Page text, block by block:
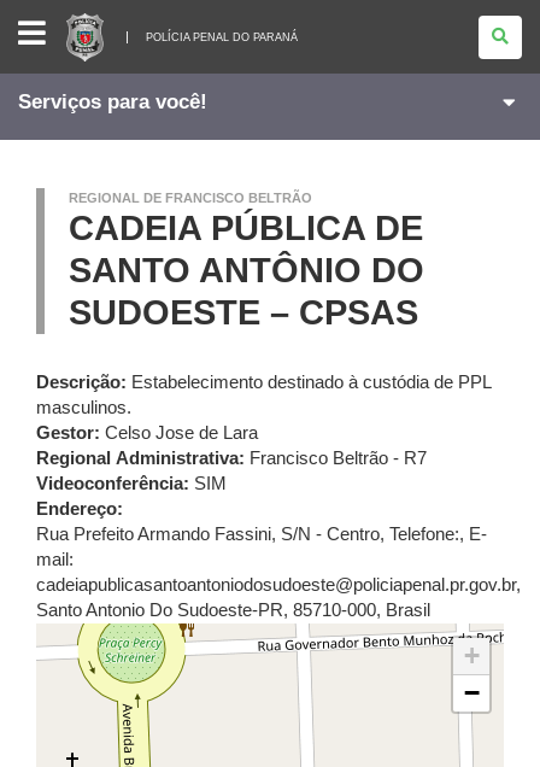
POLÍCIA
PENAL
DO
PARANÁ
POLÍCIA PENAL DO PARANÁ
Serviços para você!
REGIONAL DE FRANCISCO BELTRÃO
CADEIA PÚBLICA DE
SANTO ANTÔNIO DO
SUDOESTE – CPSAS
Descrição: Estabelecimento destinado à custódia de PPL
masculinos.
Gestor: Celso Jose de Lara
Regional Administrativa: Francisco Beltrão - R7
Videoconferência: SIM
Endereço:
Rua Prefeito Armando Fassini, S/N - Centro, Telefone:, E-
mail:
cadeiapublicasantoantoniodosudoeste@policiapenal.pr.gov.br,
Santo Antonio Do Sudoeste-PR, 85710-000, Brasil
+
−